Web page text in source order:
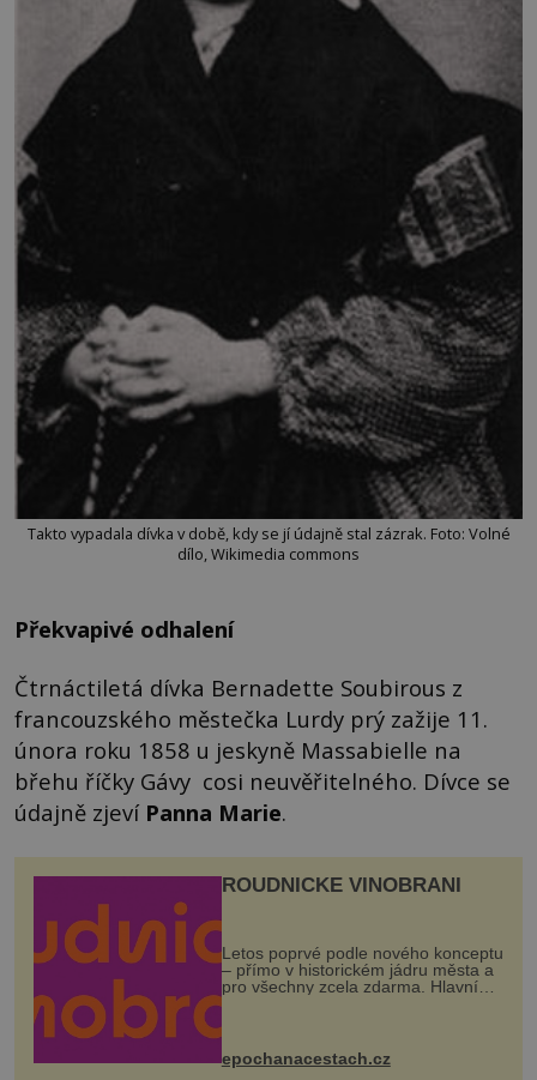
Takto vypadala dívka v době, kdy se jí údajně stal zázrak. Foto: Volné
dílo, Wikimedia commons
Překvapivé odhalení
Čtrnáctiletá dívka Bernadette Soubirous z
francouzského městečka Lurdy prý zažije 11.
února roku 1858 u jeskyně Massabielle na
břehu říčky Gávy cosi neuvěřitelného. Dívce se
údajně zjeví Panna Marie.
ROUDNICKÉ VINOBRANÍ
Letos poprvé podle nového konceptu
– přímo v historickém jádru města a
pro všechny zcela zdarma. Hlavní
program se odehraje na Karlově a
mohou těšit na víno, burčák, pes...
epochanacestach.cz